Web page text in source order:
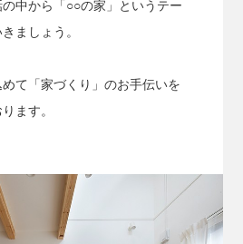
中から「○○の家」というテー
ましょう。
て「家づくり」のお手伝いを
ます。